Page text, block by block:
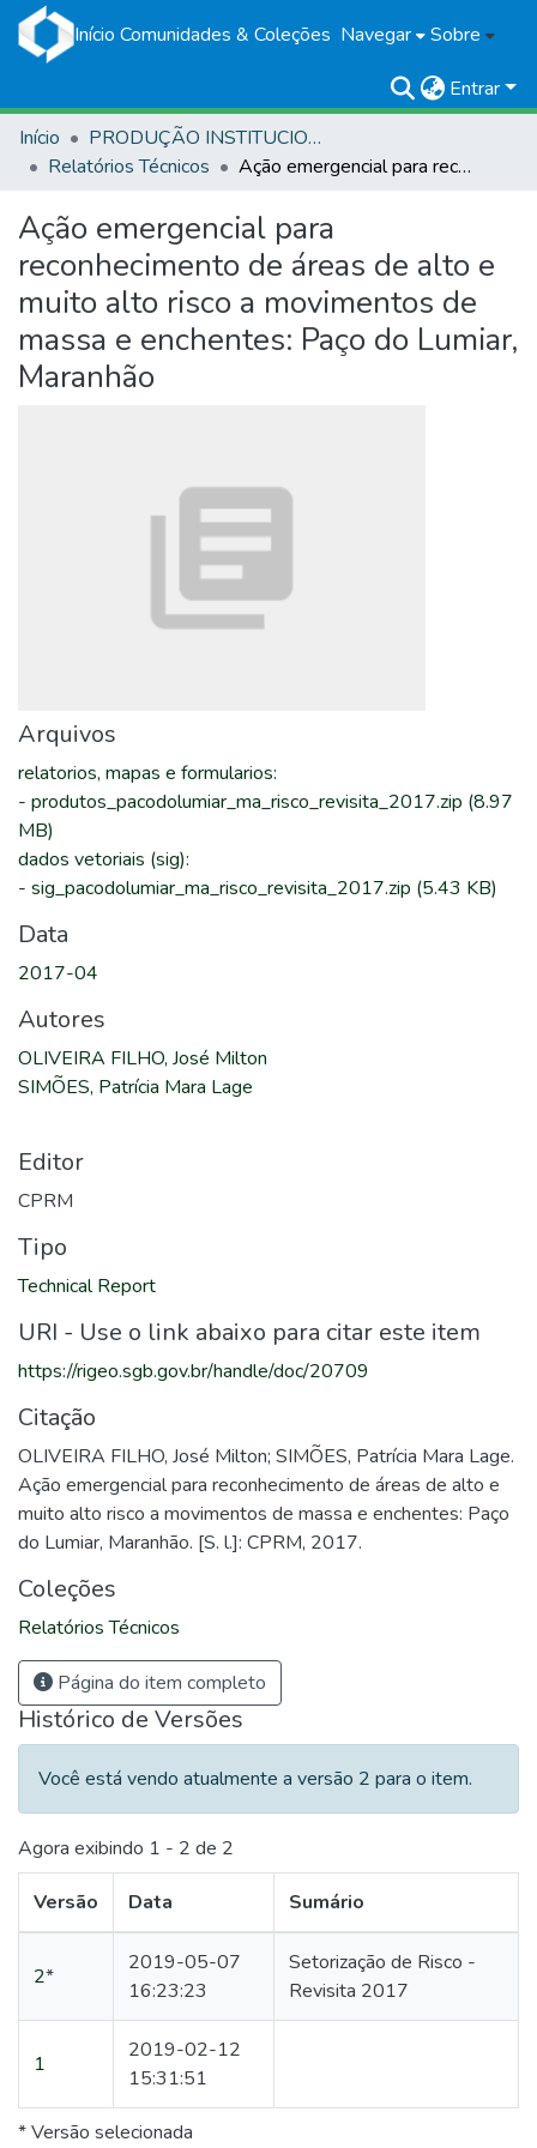
Início Comunidades & Coleções Navegar Sobre
Entrar
Início
PRODUÇÃO INSTITUCIONAL
Relatórios Técnicos
Ação emergencial para reconhecimento de áreas de alto e muito alto risco a movimentos de massa e enchentes: Paço do Lumiar, Maranhão
Ação emergencial para
reconhecimento de áreas de alto e
muito alto risco a movimentos de
massa e enchentes: Paço do Lumiar,
Maranhão
Arquivos
relatorios, mapas e formularios:
- produtos_pacodolumiar_ma_risco_revisita_2017.zip (8.97
MB)
dados vetoriais (sig):
- sig_pacodolumiar_ma_risco_revisita_2017.zip (5.43 KB)
Data
2017-04
Autores
OLIVEIRA FILHO, José Milton
SIMÕES, Patrícia Mara Lage
Editor
CPRM
Tipo
Technical Report
URI - Use o link abaixo para citar este item
https://rigeo.sgb.gov.br/handle/doc/20709
Citação
OLIVEIRA FILHO, José Milton; SIMÕES, Patrícia Mara Lage.
Ação emergencial para reconhecimento de áreas de alto e
muito alto risco a movimentos de massa e enchentes: Paço
do Lumiar, Maranhão. [S. l.]: CPRM, 2017.
Coleções
Relatórios Técnicos
Página do item completo
Histórico de Versões
Você está vendo atualmente a versão 2 para o item.
Agora exibindo 1 - 2 de 2
Versão Data Sumário
2*
2019-05-07
16:23:23
Setorização de Risco -
Revisita 2017
1
2019-02-12
15:31:51
* Versão selecionada